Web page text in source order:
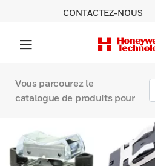
CONTACTEZ-NOUS
Vous parcourez le
catalogue de produits pour